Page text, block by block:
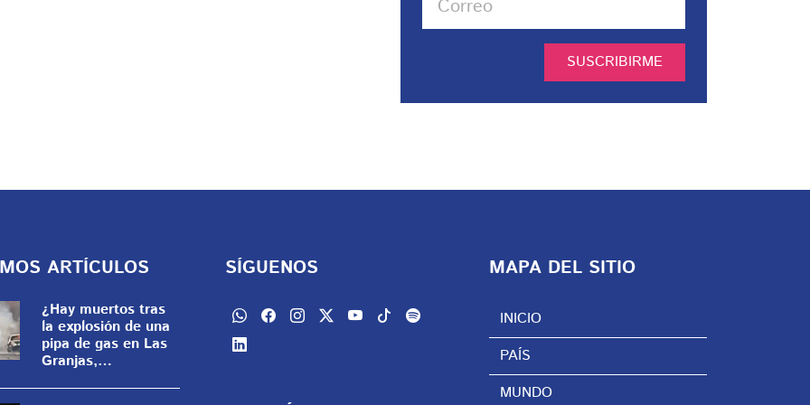
SUSCRIBIRME
ARTÍCULOS
¿Hay muertos tras
la explosión de una
pipa de gas en Las
Granjas,
se sabe | VIDEO
SÍGUENOS MAPA DEL SITIO
INICIO
PAÍS
MUNDO